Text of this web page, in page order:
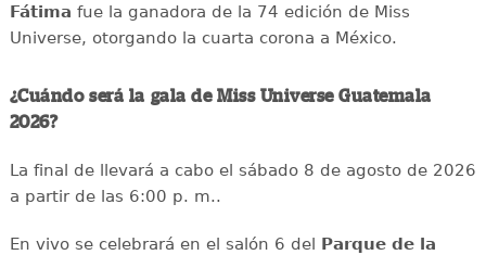
Fátima fue la ganadora de la 74 edición de Miss
Universe, otorgando la cuarta corona a México.
¿Cuándo será la gala de Miss Universe Guatemala
2026?
La final de llevará a cabo el sábado 8 de agosto de 2026
a partir de las 6:00 p. m..
En vivo se celebrará en el salón 6 del Parque de la